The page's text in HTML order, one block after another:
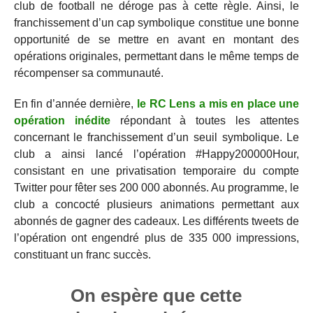
club de football ne déroge pas à cette règle. Ainsi, le
franchissement d’un cap symbolique constitue une bonne
opportunité de se mettre en avant en montant des
opérations originales, permettant dans le même temps de
récompenser sa communauté.
En fin d’année dernière, le RC Lens a mis en place une
opération inéditerépondant à toutes les attentes
concernant le franchissement d’un seuil symbolique. Le
club a ainsi lancé l’opération #Happy200000Hour,
consistant en une privatisation temporaire du compte
Twitter pour fêter ses 200 000 abonnés. Au programme, le
club a concocté plusieurs animations permettant aux
abonnés de gagner des cadeaux. Les différents tweets de
l’opération ont engendré plus de 335 000 impressions,
constituant un franc succès.
On espère que cette